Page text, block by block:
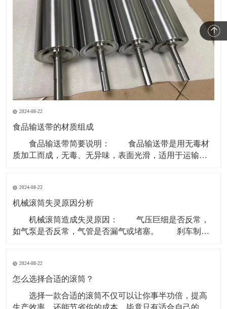
2024-08-22
食品输送带的材质组成
食品输送带简要说明： 食品输送带是用无毒材
质加工而成，无毒、无异味，表面光滑，适用于运输食
份，所以现在用于食品行业基本用PU型输送带。 材
质有PVC、聚乙烯、聚炳稀、PP、塑钢 ACE
2024-08-22
机械滚筒失灵原因分析
机械滚筒造成失灵原因： 气压巨细是否反常，
如气泵是否反常，气管是否漏气或堵塞。 刹车制动
锤张紧处上部个改向机械滚筒除应笔直于皮带长度方向
以外还应笔直于重力垂线，即确保其轴中心线水平。
2024-08-22
怎么选择合适的滚筒？
选择一款合适的滚筒不仅可以让你事半功倍，提高
生产效率，还能节省你的成本，毕竟只有适合自己的才